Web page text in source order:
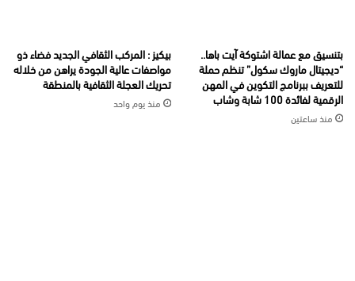
بتنسيق مع عمالة اشتوكة آيت باها..
“ديجيتال ماروك سكول” تنظم حملة
للتعريف ببرنامج التكوين في المهن
الرقمية لفائدة 100 شابة وشاب
منذ ساعتين
بيكيز : المركب الثقافي الجديد فضاء ذو
مواصفات عالية الجودة يراهن من خلاله
تحريك العجلة الثقافية بالمنطقة
منذ يوم واحد